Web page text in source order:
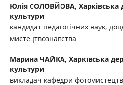
Юлія СОЛОВЙОВА, Харківська
культури
кандидат педагогічних наук,
мистецтвознавства
Марина ЧАЙКА, Харківська
культури
викладач кафедри